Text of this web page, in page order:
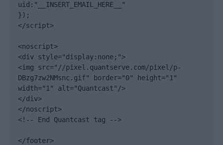
uid:"__INSERT_EMAIL_HERE__"
});
</script>
<noscript>
<div style="display:none;">
<img src="//pixel.quantserve.com/pixel/p-
DBzg7zw2NMsnc.gif" border="0" height="1"
width="1" alt="Quantcast"/>
</div>
</noscript>
<!-- End Quantcast tag -->
</footer>